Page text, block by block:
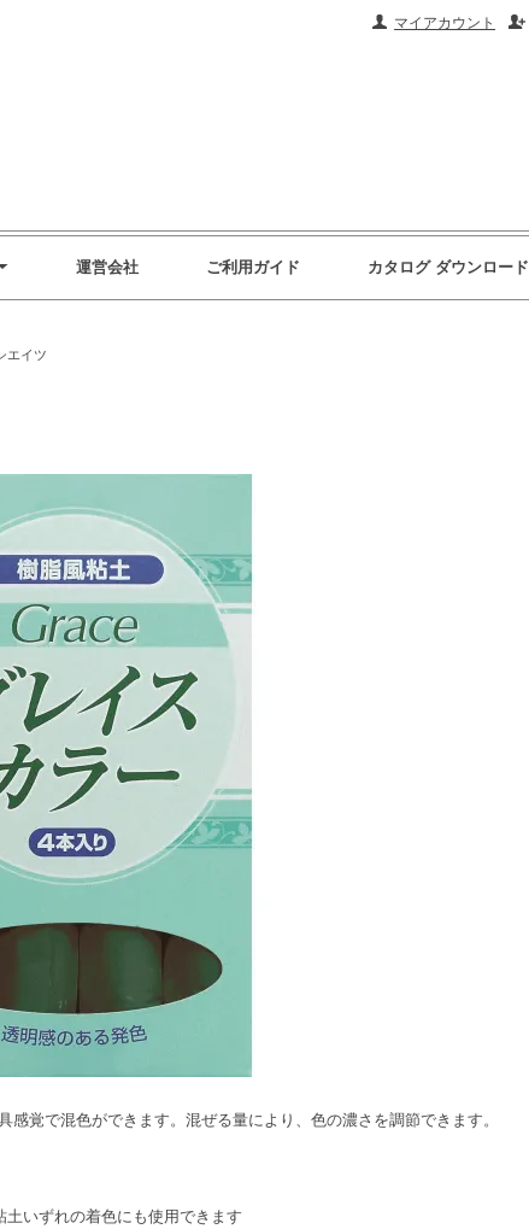
マイアカウント
運営会社 ご利用ガイド カタログ ダウンロード
エイツ
覚で混色ができます。混ぜる量により、色の濃さを調節できます。
いずれの着色にも使用できます